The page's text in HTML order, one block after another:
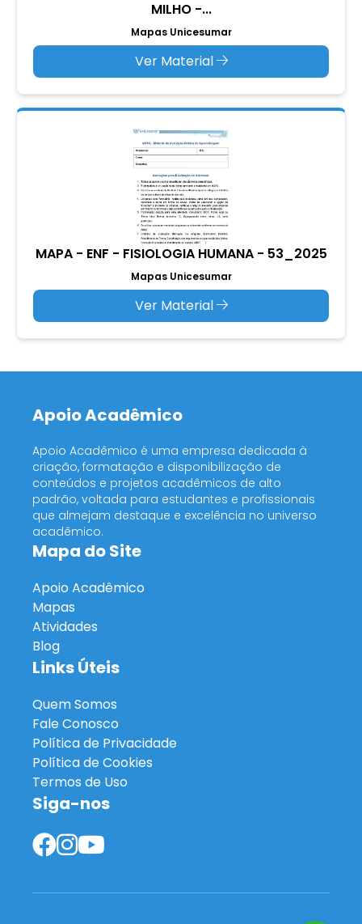
MILHO -...
Mapas Unicesumar
Ver Material
MAPA - ENF - FISIOLOGIA HUMANA - 53_2025
Mapas Unicesumar
Ver Material
Apoio Acadêmico
Apoio Acadêmico é uma empresa dedicada à
criação, formatação e disponibilização de
conteúdos e projetos acadêmicos de alto
padrão, voltada para estudantes e profissionais
que almejam destaque e excelência no universo
acadêmico.
Mapa do Site
Apoio Acadêmico
Mapas
Atividades
Blog
Links Úteis
Quem Somos
Fale Conosco
Política de Privacidade
Política de Cookies
Termos de Uso
Siga-nos